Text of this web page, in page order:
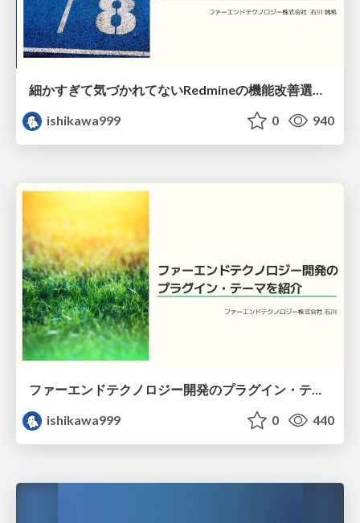
細かすぎて気づかれてないRedmineの機能改善選手権
ishikawa999
0 940
ファーエンドテクノロジー開発のプラグイン・テーマを紹介
ishikawa999
0 440